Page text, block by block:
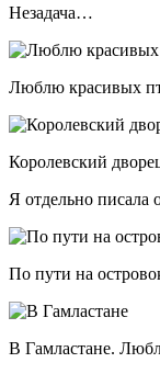
Незадача…
Люблю красивых
Королевский
Я отдельно писала
По пути на
В Гамластане.